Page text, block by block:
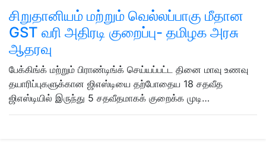
சிறுதானியம் மற்றும் வெல்லப்பாகு மீதான
GST வரி அதிரடி குறைப்பு- தமிழக அரசு
ஆதரவு
பேக்கிங்க் மற்றும் பிராண்டிங்க் செய்யப்பட்ட தினை மாவு உணவு
தயாரிப்புகளுக்கான ஜிஎஸ்டியை தற்போதைய 18 சதவீத
ஜிஎஸ்டியில் இருந்து 5 சதவீதமாகக் குறைக்க முடி…